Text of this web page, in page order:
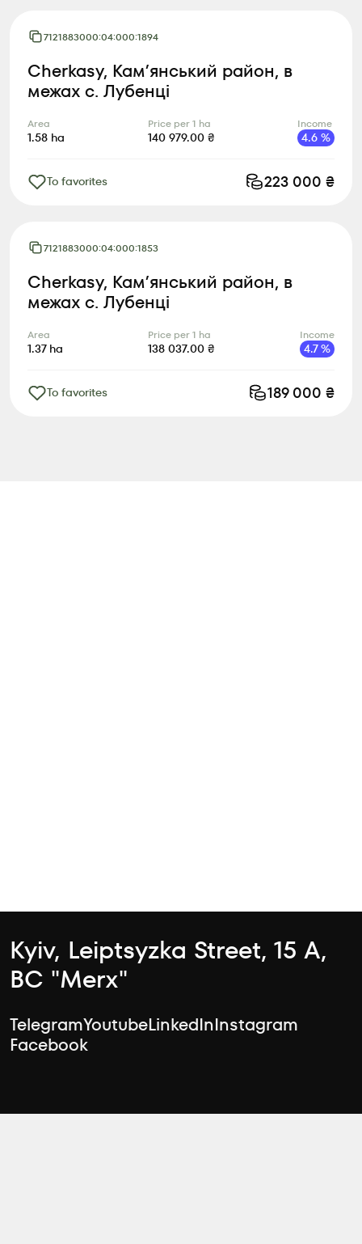
7121883000:04:000:1894
Cherkasy, Камʼянський район, в
межах с. Лубенці
Area
1.58 ha
Price per 1 ha
140 979.00₴
Income
4.6 %
To favorites 223 000 ₴
7121883000:04:000:1853
Cherkasy, Камʼянський район, в
межах с. Лубенці
Area
1.37 ha
Price per 1 ha
138 037.00 ₴
Income
4.7%
To favorites 189 000 ₴
Kyiv, Leiptsyzka Street, 15 А,
BC "Merx"
TelegramYoutubeLinkedInInstagram
Facebook